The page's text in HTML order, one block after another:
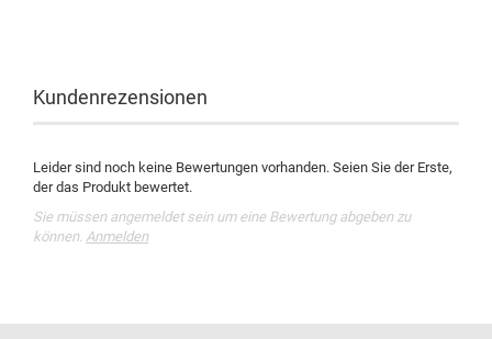
Kundenrezensionen
Leider sind noch keine Bewertungen vorhanden. Seien Sie der Erste,
der das Produkt bewertet.
Sie müssen angemeldet sein um eine Bewertung abgeben zu
können. Anmelden